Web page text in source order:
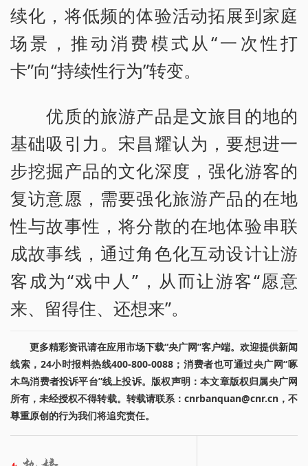
续化，将低频的体验活动拓展到家庭
场景，推动消费模式从“一次性打
卡”向“持续性行为”转变。
优质的旅游产品是文旅目的地的
基础吸引力。宋昌耀认为，要想进一
步挖掘产品的文化深度，强化游客的
复访意愿，需要强化旅游产品的在地
性与故事性，将分散的在地体验串联
成故事线，通过角色化互动设计让游
客成为“戏中人”，从而让游客“愿意
来、留得住、还想来”。
更多精彩资讯请在应用市场下载“央广网”客户端。欢迎提供新闻
线索，24小时报料热线400-800-0088；消费者也可通过央广网“啄
木鸟消费者投诉平台”线上投诉。版权声明：本文章版权归属央广网
所有，未经授权不得转载。转载请联系：cnrbanquan@cnr.cn，不
尊重原创的行为我们将追究责任。